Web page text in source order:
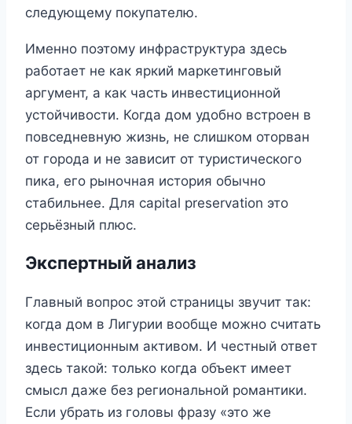
следующему покупателю.
Именно поэтому инфраструктура здесь
работает не как яркий маркетинговый
аргумент, а как часть инвестиционной
устойчивости. Когда дом удобно встроен в
повседневную жизнь, не слишком оторван
от города и не зависит от туристического
пика, его рыночная история обычно
стабильнее. Для capital preservation это
серьёзный плюс.
Экспертный анализ
Главный вопрос этой страницы звучит так:
когда дом в Лигурии вообще можно считать
инвестиционным активом. И честный ответ
здесь такой: только когда объект имеет
смысл даже без региональной романтики.
Если убрать из головы фразу «это же